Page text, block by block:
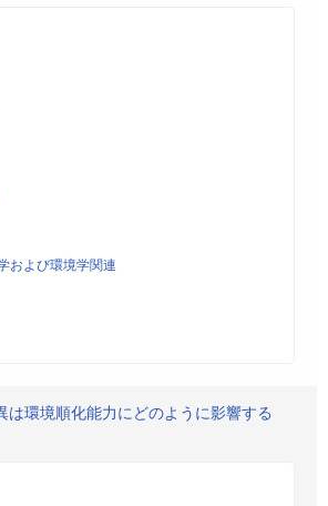
および環境学関連
は環境順化能力にどのように影響する